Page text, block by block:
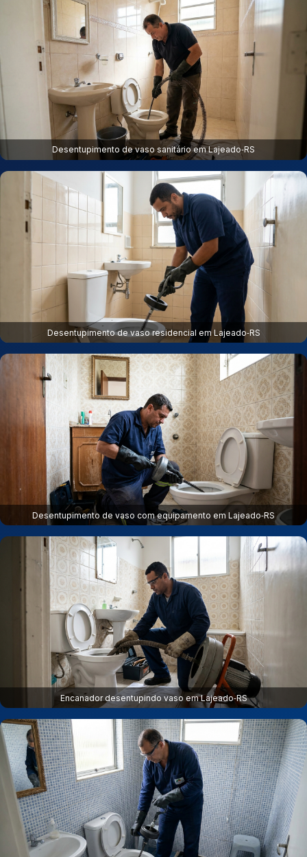
Desentupimento de vaso sanitário em Lajeado‑RS
Desentupimento de vaso residencial em Lajeado‑RS
Desentupimento de vaso com equipamento em Lajeado‑RS
Encanador desentupindo vaso em Lajeado‑RS